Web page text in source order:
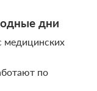
дни
медицинских
по